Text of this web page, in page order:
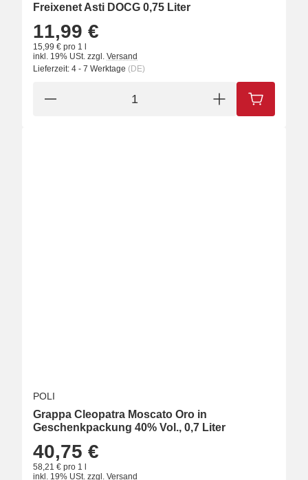
Freixenet Asti DOCG 0,75 Liter
11,99 €
15,99 € pro 1 l
inkl. 19% USt. zzgl. Versand
Lieferzeit: 4 - 7 Werktage (DE)
IN DEN
POLI
Grappa Cleopatra Moscato Oro in
Geschenkpackung 40% Vol., 0,7 Liter
40,75 €
58,21 € pro 1 l
inkl. 19% USt. zzgl. Versand